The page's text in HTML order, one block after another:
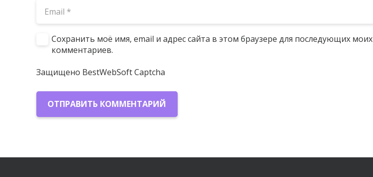
Сохранить моё имя, email и адрес сайта в этом браузере для последующих моих
комментариев.
Защищено BestWebSoft Captcha
ОТПРАВИТЬ КОММЕНТАРИЙ